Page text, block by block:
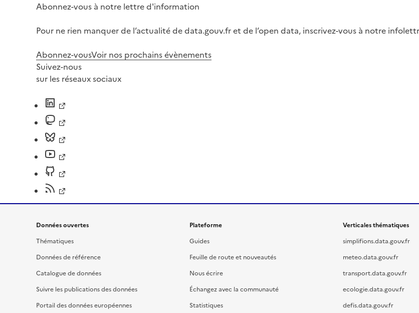
Abonnez-vous à notre lettre d'information
Pour ne rien manquer de l’actualité de data.gouv.fr et de l’open data, inscrivez-vous à notre
Abonnez-vousVoir nos prochains évènements
Suivez-nous
sur les réseaux sociaux
Données ouvertes
Thématiques
Données de référence
Catalogue de données
Suivre les publications des données
Portail des données européennes
Plateforme
Guides
Feuille de route et nouveautés
Nous écrire
Échangez avec la communauté
Statistiques
Verticales thématiques
simplifions.data.gouv.fr
meteo.data.gouv.fr
transport.data.gouv.fr
ecologie.data.gouv.fr
defis.data.gouv.fr